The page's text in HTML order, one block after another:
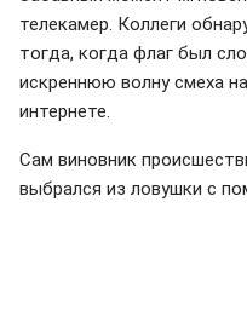
телекамер. Коллеги
тогда, когда флаг был
искреннюю волну смеха
интернете.
Сам виновник
выбрался из ловушки с